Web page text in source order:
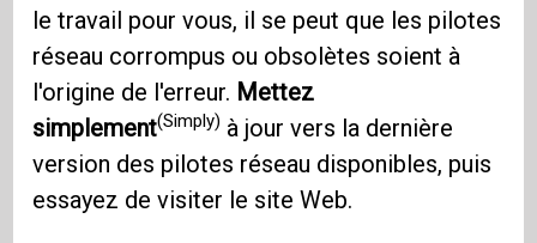
le travail pour vous, il se peut que les pilotes
réseau corrompus ou obsolètes soient à
l'origine de l'erreur. Mettez
simplement(Simply) à jour vers la dernière
version des pilotes réseau disponibles, puis
essayez de visiter le site Web.